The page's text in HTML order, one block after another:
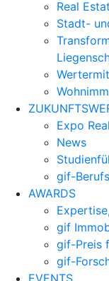
Real
Stadt-
Expo
News
gif-
AWARDS
gif
gif-Preis
gif-
EVENTS